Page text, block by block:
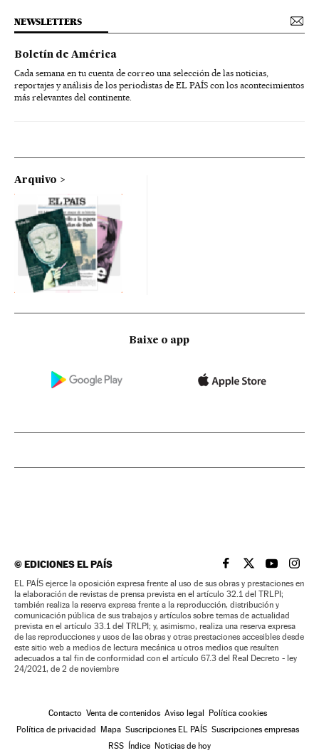
NEWSLETTERS
Boletín de América
Cada semana en tu cuenta de correo una selección de las noticias,
reportajes y análisis de los periodistas de EL PAÍS con los acontecimientos
más relevantes del continente.
Arquivo
Baixe o app
©EDICIONES EL PAÍS EL PAÍS BRASIL EN
EL PAÍSEL PAÍS
EL
EL PAÍS ejerce la oposición expresa frente al uso de sus obras y prestaciones en
la elaboración de revistas de prensa prevista en el artículo 32.1 del TRLPI;
también realiza la reserva expresa frente a la reproducción, distribución y
comunicación pública de sus trabajos y artículos sobre temas de actualidad
prevista en el artículo 33.1 del TRLPI; y, asimismo, realiza una reserva expresa
de las reproducciones y usos de las obras y otras prestaciones accesibles desde
este sitio web a medios de lectura mecánica u otros medios que resulten
adecuados a tal fin de conformidad con el artículo 67.3 del Real Decreto - ley
24/2021, de 2 de noviembre
Contacto Venta de contenidos Aviso legal Política cookies
Política de privacidad Mapa Suscripciones EL PAÍS Suscripciones empresas
RSS Índice Noticias de hoy